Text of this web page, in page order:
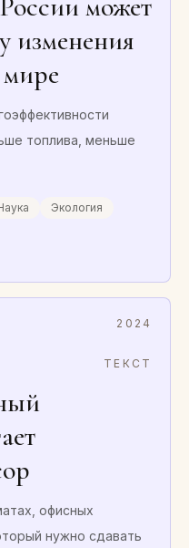
может
изменения
топлива, меньше
Экология
2024
ТЕКСТ
офисных
нужно сдавать